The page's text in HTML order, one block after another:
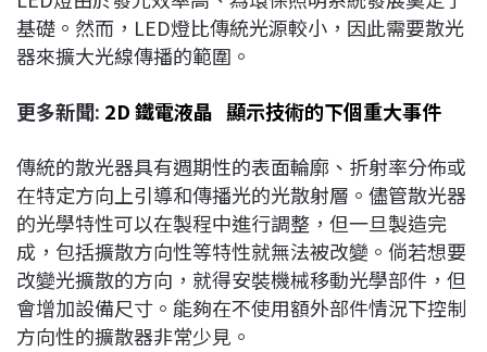
基礎。然而，LED燈比傳統光源較小，因此需要散光
器來擴大光線傳播的範圍。
更多新聞: 2D 鐵電液晶 顯示技術的下個重大事件
傳統的散光器具有週期性的表面輪廓、折射率分佈或
在特定方向上引導和傳播光的光散射層。儘管散光器
的光學特性可以在製程中進行調整，但一旦製造完
成，包括擴散方向性等特性就無法被改變。倘若想要
改變光擴散的方向，就得安裝機械移動光學部件，但
會增加設備尺寸。能夠在不使用額外部件情況下控制
方向性的擴散器非常少見。